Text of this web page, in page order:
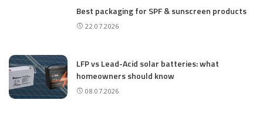
Best packaging for SPF & sunscreen products
22.07.2026
LFP vs Lead-Acid solar batteries: what
homeowners should know
08.07.2026